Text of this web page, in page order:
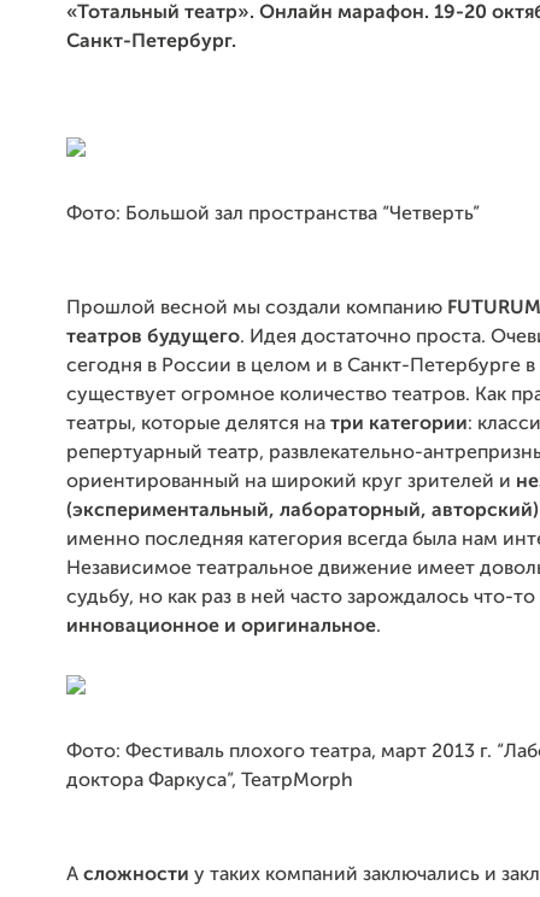
«Тотальный театр». Онлайн марафон. 19-20
Санкт-Петербург.
Фото: Большой зал пространства “Четверть”
Прошлой весной мы создали компанию FUTURUM
театров будущего. Идея достаточно проста.
сегодня в России в целом и в Санкт-Петербурге в
существует огромное количество театров. Как
театры, которые делятся на три категории:
репертуарный театр, развлекательно-
ориентированный на широкий круг зрителей и
(экспериментальный, лабораторный, авторский)
именно последняя категория всегда была нам
Независимое театральное движение имеет
судьбу, но как раз в ней часто зарождалось что-то
инновационное и оригинальное.
Фото: Фестиваль плохого театра, март 2013 г.
доктора Фаркуса”, ТеатрMorph
А сложности у таких компаний заключались и